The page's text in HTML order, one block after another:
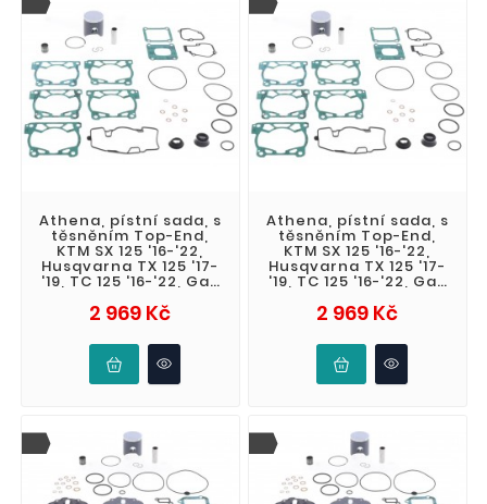
Athena, pístní sada, s
těsněním Top-End,
KTM SX 125 '16-'22,
Husqvarna TX 125 '17-
'19, TC 125 '16-'22, Gas
2 969 KčCena
Athena, pístní sada, s
těsněním Top-End,
KTM SX 125 '16-'22,
Husqvarna TX 125 '17-
'19, TC 125 '16-'22, Gas
2 969 KčCena